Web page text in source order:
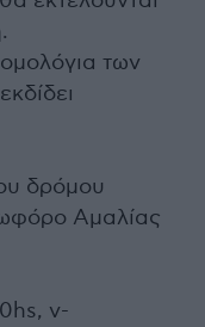
των
δρόμου
Αμαλίας
v-